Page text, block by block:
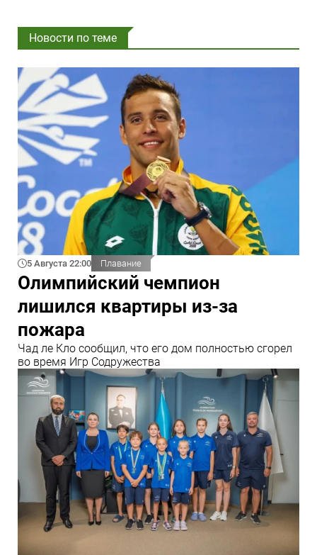
Новости по теме
5 Августа 22:00 Плавание
Олимпийский чемпион
лишился квартиры из-за
пожара
Чад ле Кло сообщил, что его дом полностью сгорел
во время Игр Содружества